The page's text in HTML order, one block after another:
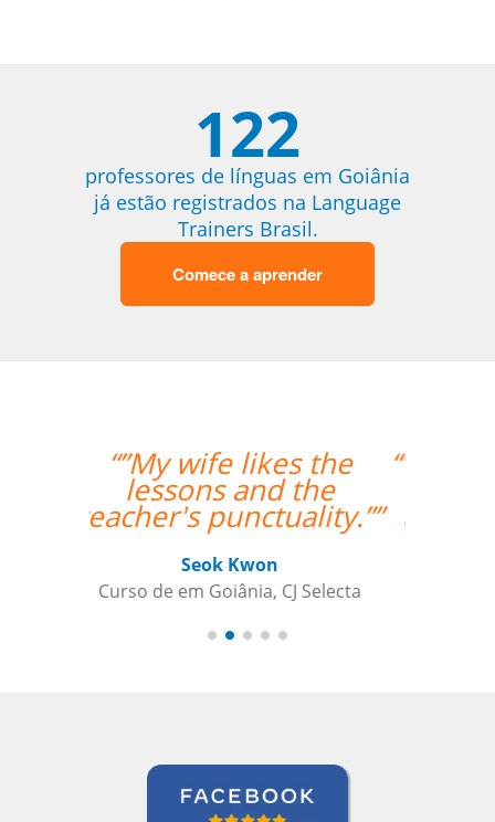
122
professores de línguas em Goiânia
já estão registrados na Language
Trainers Brasil.
Comece a aprender
“”O fato do Gustavo ser
um falante nativo
ajudou nas correções
das pronúncias.””
Gilvana Soledade